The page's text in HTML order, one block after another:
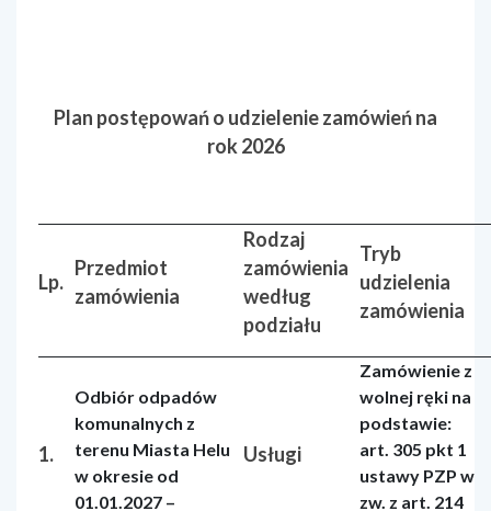
Plan postępowań o udzielenie zamówień na
rok 2026
Lp.
Przedmiot
zamówienia
Rodzaj
zamówienia
według
podziału
Tryb
udzielenia
zamówienia
1.
Odbiór odpadów
komunalnych z
terenu Miasta Helu
w okresie od
01.01.2027 –
Usługi
Zamówienie z
wolnej ręki na
podstawie:
art. 305 pkt 1
ustawy PZP w
zw. z art. 214